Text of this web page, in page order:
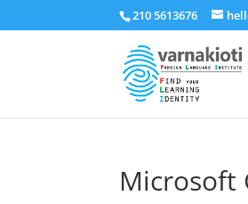
210 5613676
Microsoft